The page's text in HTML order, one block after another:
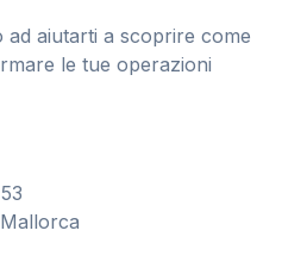
aiutarti a scoprire come
le tue operazioni